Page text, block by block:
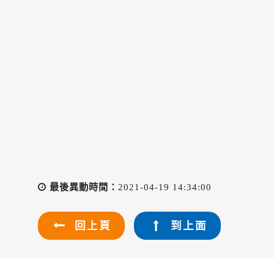
最後異動時間： 2021-04-19 14:34:00
回上頁 到上面